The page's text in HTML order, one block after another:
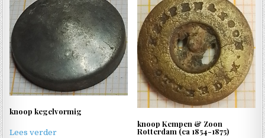
knoop kegelvormig
Lees verder
knoop Kempen & Zoon
Rotterdam (ca 1854-1875)